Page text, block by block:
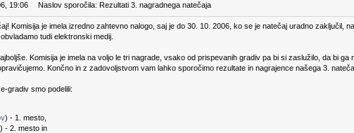
19:06 Naslov sporočila: Rezultati 3. nagradnega natečaja
Komisija je imela izredno zahtevno nalogo, saj je do 30. 10. 2006, ko se je natečaj uradno zaključil,
tudi elektronski medij.
Komisija je imela na voljo le tri nagrade, vsako od prispevanih gradiv pa bi si zaslužilo, da bi
Končno in z zadovoljstvom vam lahko sporočimo rezultate in nagrajence našega 3.
gradiv smo podelili:
) - 1. mesto,
) - 2. mesto in